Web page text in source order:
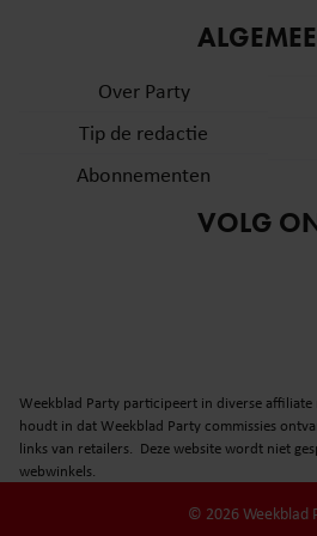
partners voor social media,
informatie die u aan ze heeft
verzameld op basis van uw
gebruiken.
Over Party
Tip de redactie
Abonnementen
VOLG
Weekblad Party participeert in diverse affiliate
houdt in dat Weekblad Party commissies
links van retailers. Deze website wordt niet
webwinkels.
© 2026 Weekblad